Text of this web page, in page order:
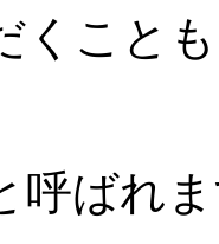
くこと
呼ばれ